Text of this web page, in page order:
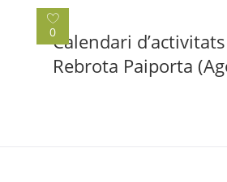
0Calendari
Rebrota Paiporta